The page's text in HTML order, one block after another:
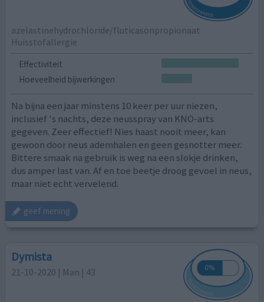
azelastinehydrochloride/fluticasonpropionaat
Huisstofallergie
Effectiviteit
Hoeveelheid bijwerkingen
Na bijna een jaar minstens 10 keer per uur niezen,
inclusief 's nachts, deze neusspray van KNO-arts
gegeven. Zeer effectief! Nies haast nooit meer, kan
gewoon door neus ademhalen en geen gesnotter meer.
Bittere smaak na gebruik is weg na een slokje drinken,
dus amper last van. Af en toe beetje droog gevoel in neus,
maar niet echt vervelend.
geef mening
Dymista
21-10-2020 | Man | 43